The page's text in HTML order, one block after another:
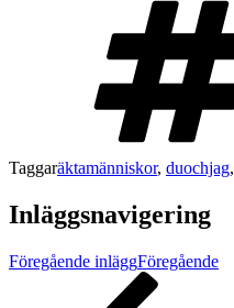
Taggaräktamänniskor, duochjag,
Inläggsnavigering
Föregående inläggFöregående